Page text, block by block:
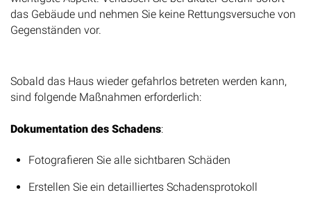
das Gebäude und nehmen Sie keine Rettungsversuche von
Gegenständen vor.
Sobald das Haus wieder gefahrlos betreten werden kann,
sind folgende Maßnahmen erforderlich:
Dokumentation des Schadens:
Fotografieren Sie alle sichtbaren Schäden
Erstellen Sie ein detailliertes Schadensprotokoll